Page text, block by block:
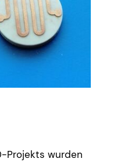
Projekts wurden